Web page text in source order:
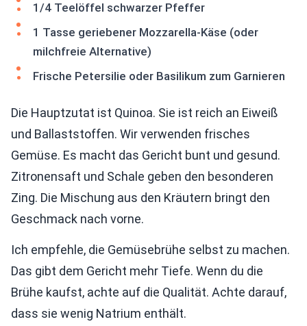
1/4 Teelöffel schwarzer Pfeffer
1 Tasse geriebener Mozzarella-Käse (oder
milchfreie Alternative)
Frische Petersilie oder Basilikum zum Garnieren
Die Hauptzutat ist Quinoa. Sie ist reich an Eiweiß
und Ballaststoffen. Wir verwenden frisches
Gemüse. Es macht das Gericht bunt und gesund.
Zitronensaft und Schale geben den besonderen
Zing. Die Mischung aus den Kräutern bringt den
Geschmack nach vorne.
Ich empfehle, die Gemüsebrühe selbst zu machen.
Das gibt dem Gericht mehr Tiefe. Wenn du die
Brühe kaufst, achte auf die Qualität. Achte darauf,
dass sie wenig Natrium enthält.